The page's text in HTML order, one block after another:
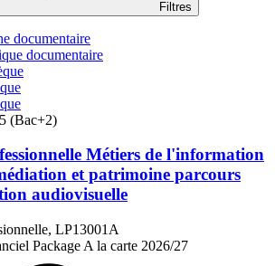
Filtres
documentaire
documentaire
(Bac+2)
Métiers de l'information
et patrimoine parcours
audiovisuelle
LP13001A
Package A la carte 2026/27